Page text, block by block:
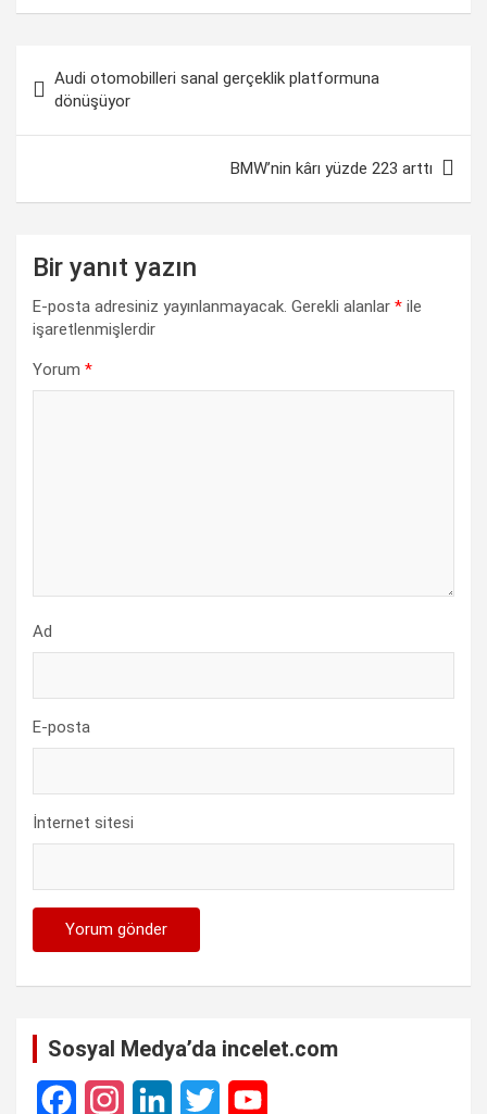
b
o
k
t
s
A
p
k
d
n
e
r
m
y
i
n
k
r
gezinmesi
Audi otomobilleri sanal gerçeklik platformuna
dönüşüyor
BMW’nin kârı yüzde 223 arttı
Bir yanıt yazın
E-posta adresiniz yayınlanmayacak. Gerekli alanlar * ile
işaretlenmişlerdir
Yorum *
Ad
E-posta
İnternet sitesi
Sosyal Medya’da incelet.com